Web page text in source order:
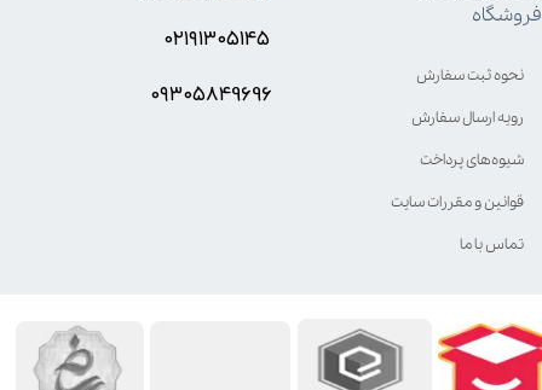
فروشگاه
نحوه ثبت سفارش
رویه ارسال سفارش
شیوه‌های پرداخت
قوانین و مقررات سایت
تماس با ما
۰۲۱۹۱۳۰۵۱۴۵
۰۹۳۰۵8۴9696